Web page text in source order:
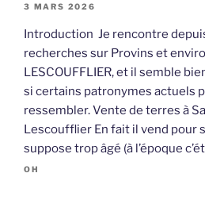
3 MARS 2026
Introduction Je rencontre
recherches sur Provins et
LESCOUFFLIER, et il semble
si certains patronymes actuels
ressembler. Vente de terres à
Lescoufflier En fait il vend pour
suppose trop âgé (à l’époque
OH